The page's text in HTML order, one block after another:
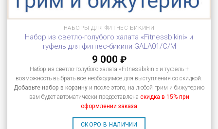
НАБОРЫ ДЛЯ ФИТНЕС-БИКИНИ
Набор из светло-голубого халата «Fitnessbikini» и
туфель для фитнес-бикини GALA01/C/M
9 000 ₽
Набор из светло-голубого халата «Fitnessbikini» и туфель +
возможность выбрать все необходимое для выступления со скидкой.
Добавьте набор в корзину и после этого, на любой грим и бижутерию
вам будет автоматически предоставлена скидка в 15% при
оформлении заказа
СКОРО В НАЛИЧИИ